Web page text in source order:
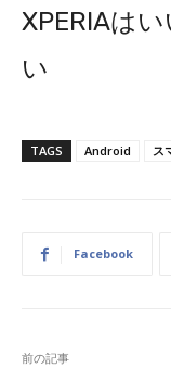
XPERIAは
い
TAGS Android ス
Facebook
前の記事